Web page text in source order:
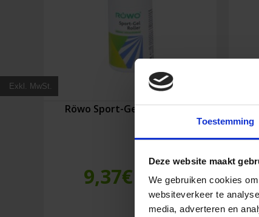
Toestemming
Deze website maakt
We gebruiken cookies
websiteverkeer te
media, adverteren en
Exkl. MwSt.
Röwo Sport-Gel Roller 50 ml
9,37€ Inkl. MwSt.